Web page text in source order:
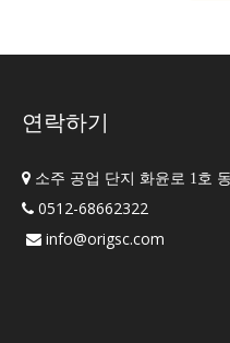
연락하기
 소주 공업 단지 화윤로 1호
 0512-68662322
 info@origsc.com